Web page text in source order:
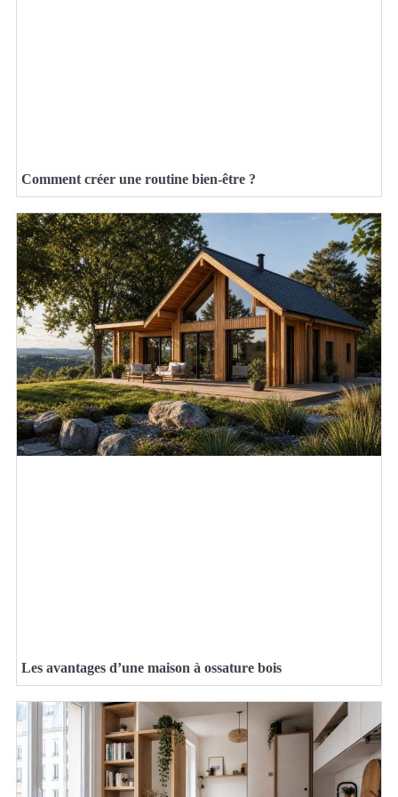
Comment créer une routine bien-être ?
Les avantages d’une maison à ossature bois